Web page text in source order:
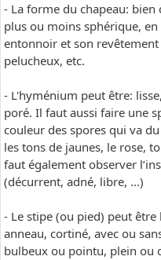
- La forme du chapeau:
plus ou moins sphérique,
entonnoir et son
pelucheux, etc.
- L'hyménium peut être:
poré. Il faut aussi faire une
couleur des spores qui va
les tons de jaunes, le rose,
faut également observer
(décurrent, adné, libre, ...)
- Le stipe (ou pied) peut
anneau, cortiné, avec ou
bulbeux ou pointu, plein ou